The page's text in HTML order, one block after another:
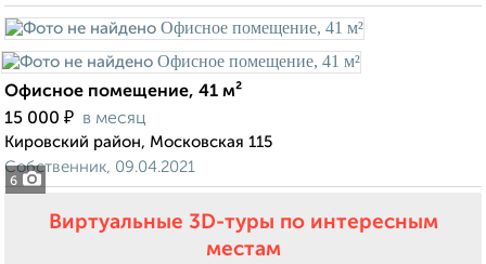
6
Офисное помещение, 41 м²
15 000 ₽ в месяц
Кировский район, Московская 115
Собственник, 09.04.2021
Виртуальные 3D-туры по интересным
местам